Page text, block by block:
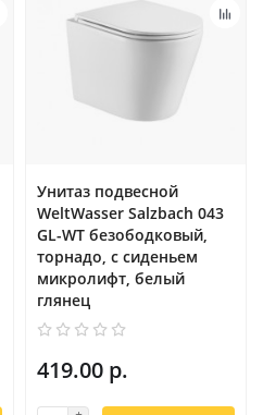
Унитаз подвесной
WeltWasser Salzbach 043
GL-WT безободковый,
торнадо, с сиденьем
микролифт, белый
глянец
419.00 р.